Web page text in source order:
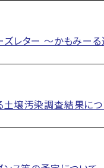
レター ～かもみー
壌汚染調査結果につ